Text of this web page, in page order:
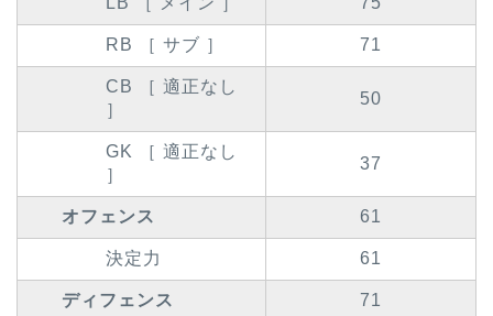
RB ［ サブ ］ 71
CB ［ 適正なし
］
50
GK ［ 適正なし
］
37
オフェンス 61
決定力 61
ディフェンス 71